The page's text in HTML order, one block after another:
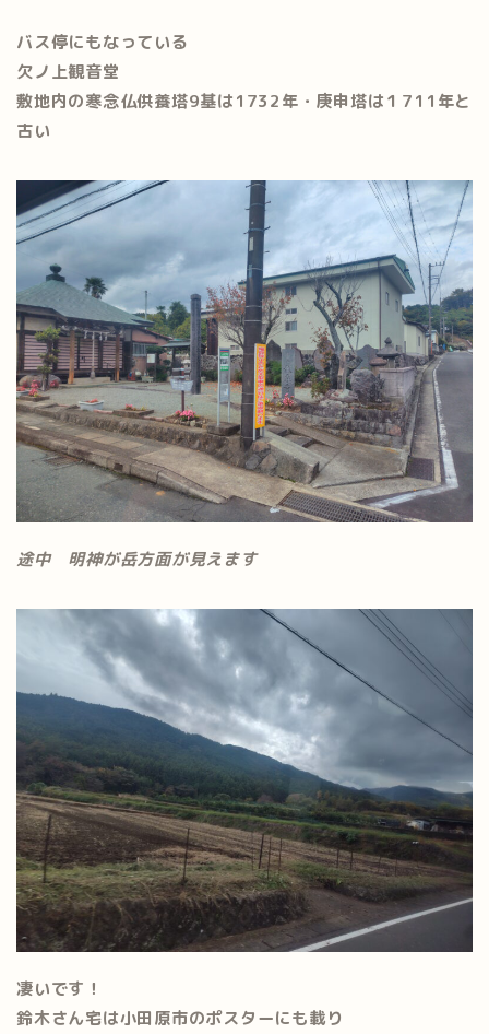
バス停にもなっている
欠ノ上観音堂
敷地内の寒念仏供養塔9基は1732年・庚申塔は１711年と
古い
途中 明神が岳方面が見えます
凄いです！
鈴木さん宅は小田原市のポスターにも載り